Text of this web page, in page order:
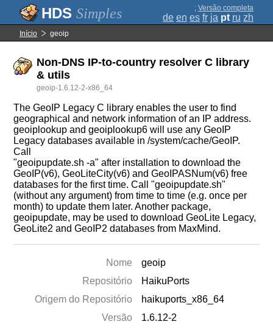
Simples ; Versão completa
de en es fr ja pt ru zh
Início geoip
Non-DNS IP-to-country resolver C library
& utils
geoip-1.6.12-2-x86_64
The GeoIP Legacy C library enables the user to find
geographical and network information of an IP address.
geoiplookup and geoiplookup6 will use any GeoIP
Legacy databases available in /system/cache/GeoIP.
Call
"geoipupdate.sh -a" after installation to download the
GeoIP(v6), GeoLiteCity(v6) and GeoIPASNum(v6) free
databases for the first time. Call "geoipupdate.sh"
(without any argument) from time to time (e.g. once per
month) to update them later. Another package,
geoipupdate, may be used to download GeoLite Legacy,
GeoLite2 and GeoIP2 databases from MaxMind.
Nome
geoip
Repositório
HaikuPorts
Origem do Repositório
haikuports_x86_64
Versão
1.6.12-2